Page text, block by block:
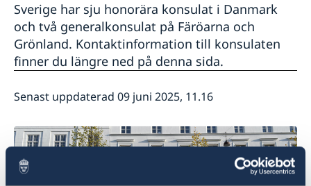
Sverige har sju honorära konsulat i Danmark
och två generalkonsulat på Färöarna och
Grönland. Kontaktinformation till konsulaten
finner du längre ned på denna sida.
Senast uppdaterad 09 juni 2025, 11.16